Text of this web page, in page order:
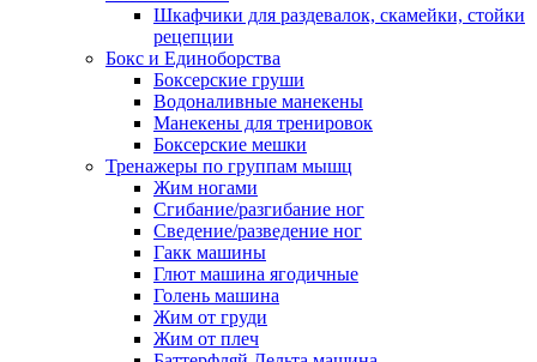
Шкафчики для раздевалок, скамейки, стойки
рецепции
Бокс и Единоборства
Боксерские груши
Водоналивные манекены
Манекены для тренировок
Боксерские мешки
Тренажеры по группам мышц
Жим ногами
Сгибание/разгибание ног
Сведение/разведение ног
Гакк машины
Глют машина ягодичные
Голень машина
Жим от груди
Жим от плеч